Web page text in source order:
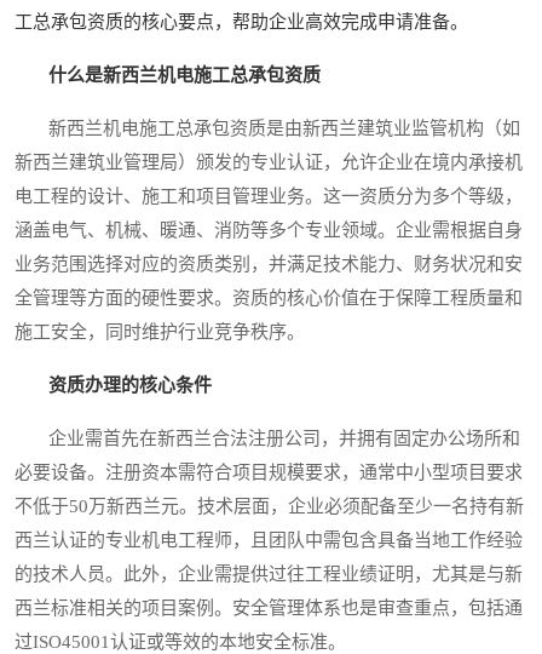
工总承包资质的核心要点，帮助企业高效完成申请准备。
什么是新西兰机电施工总承包资质
新西兰机电施工总承包资质是由新西兰建筑业监管机构（如
新西兰建筑业管理局）颁发的专业认证，允许企业在境内承接机
电工程的设计、施工和项目管理业务。这一资质分为多个等级，
涵盖电气、机械、暖通、消防等多个专业领域。企业需根据自身
业务范围选择对应的资质类别，并满足技术能力、财务状况和安
全管理等方面的硬性要求。资质的核心价值在于保障工程质量和
施工安全，同时维护行业竞争秩序。
资质办理的核心条件
企业需首先在新西兰合法注册公司，并拥有固定办公场所和
必要设备。注册资本需符合项目规模要求，通常中小型项目要求
不低于50万新西兰元。技术层面，企业必须配备至少一名持有新
西兰认证的专业机电工程师，且团队中需包含具备当地工作经验
的技术人员。此外，企业需提供过往工程业绩证明，尤其是与新
西兰标准相关的项目案例。安全管理体系也是审查重点，包括通
过ISO45001认证或等效的本地安全标准。